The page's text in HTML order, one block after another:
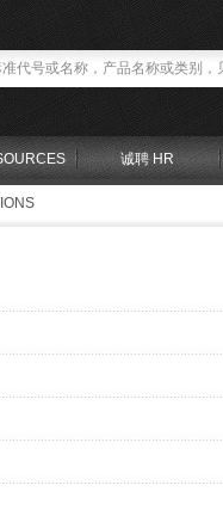
诚聘 HR